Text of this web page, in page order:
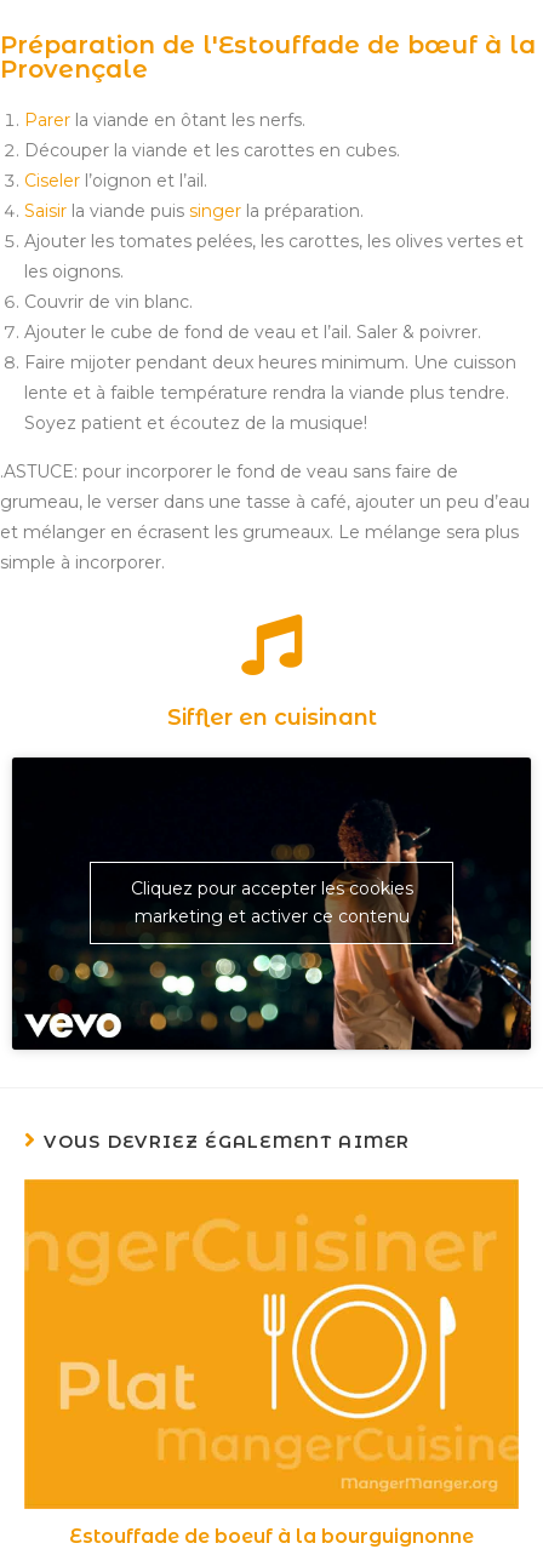
Préparation de l'Estouffade de bœuf à la
Provençale
Parer la viande en ôtant les nerfs.
Découper la viande et les carottes en cubes.
Ciseler l’oignon et l’ail.
Saisir la viande puis singer la préparation.
Ajouter les tomates pelées, les carottes, les olives vertes et
les oignons.
Couvrir de vin blanc.
Ajouter le cube de fond de veau et l’ail. Saler & poivrer.
Faire mijoter pendant deux heures minimum. Une cuisson
lente et à faible température rendra la viande plus tendre.
Soyez patient et écoutez de la musique!
.ASTUCE: pour incorporer le fond de veau sans faire de
grumeau, le verser dans une tasse à café, ajouter un peu d’eau
et mélanger en écrasent les grumeaux. Le mélange sera plus
simple à incorporer.
Siffler en cuisinant
Cliquez pour accepter les cookies
marketing et activer ce contenu
VOUS DEVRIEZ ÉGALEMENT AIMER
Estouffade de boeuf à la bourguignonne